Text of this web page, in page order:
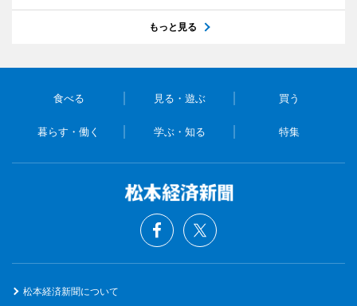
もっと見る
食べる 見る・遊ぶ 買う
暮らす・働く 学ぶ・知る 特集
松本経済新聞について